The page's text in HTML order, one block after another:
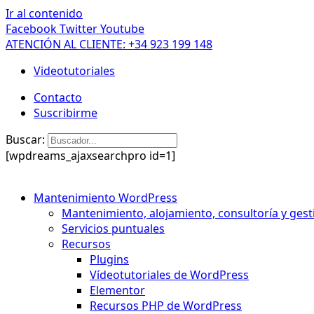
Ir al contenido
FacebookTwitterYoutube
ATENCIÓN AL CLIENTE: +34 923 199 148
Videotutoriales
Contacto
Suscribirme
Buscar:
[wpdreams_ajaxsearchpro id=1]
Mantenimiento WordPress
Mantenimiento, alojamiento, consultoría y
Servicios puntuales
Recursos
Plugins
Vídeotutoriales de WordPress
Elementor
Recursos PHP de WordPress